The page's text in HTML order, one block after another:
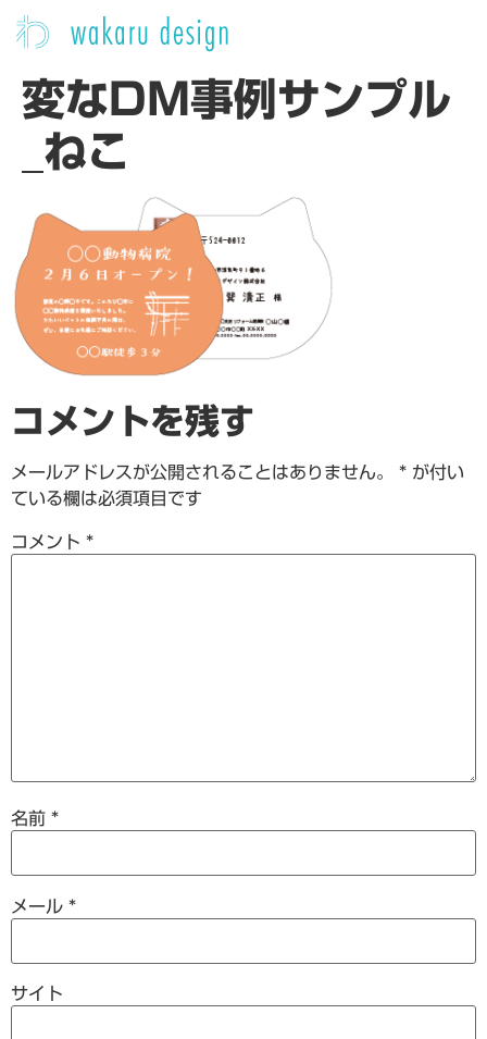
変なDM事例サンプル
_ねこ
コメントを残す
メールアドレスが公開されることはありません。 * が付い
ている欄は必須項目です
コメント *
名前 *
メール *
サイト